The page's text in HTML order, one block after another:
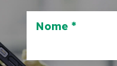
Nome *